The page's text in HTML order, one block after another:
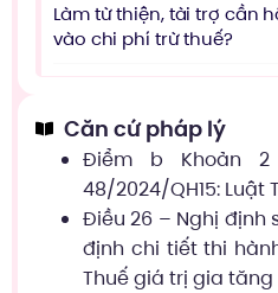
Làm từ thiện, tài trợ cần
vào chi phí trừ thuế?
Căn cứ pháp lý
Điểm b Khoản
48/2024/QH15:
Điều 26 – Nghị định
định chi tiết thi
Thuế giá trị gia tăng